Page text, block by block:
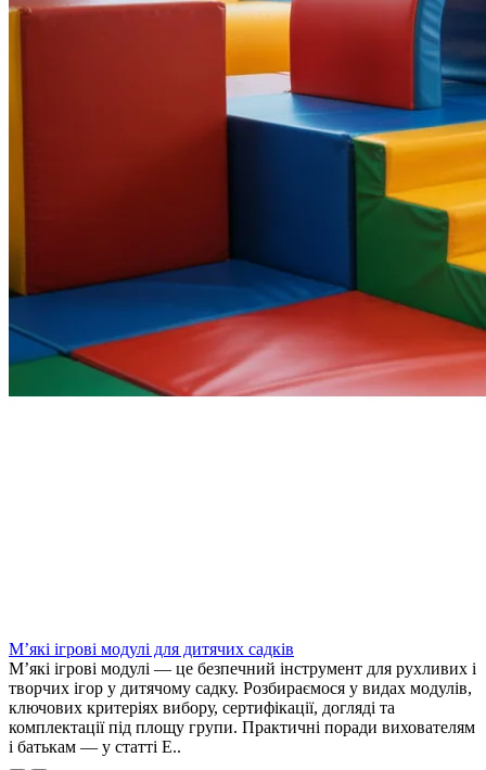
М’які ігрові модулі для дитячих садків
М’які ігрові модулі — це безпечний інструмент для рухливих і
творчих ігор у дитячому садку. Розбираємося у видах модулів,
ключових критеріях вибору, сертифікації, догляді та
комплектації під площу групи. Практичні поради вихователям
і батькам — у статті E..